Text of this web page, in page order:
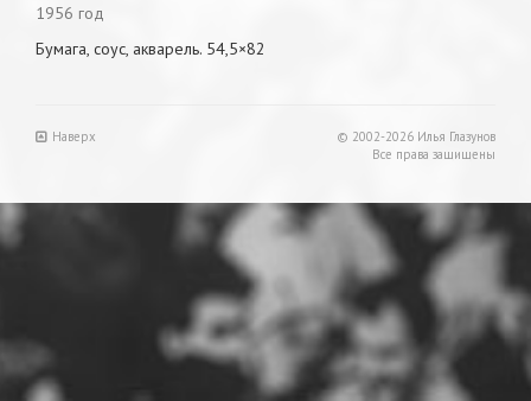
1956 год
Бумага, соус, акварель. 54,5×82
Наверх
© 2002-2026 Илья Глазунов
Все права защищены